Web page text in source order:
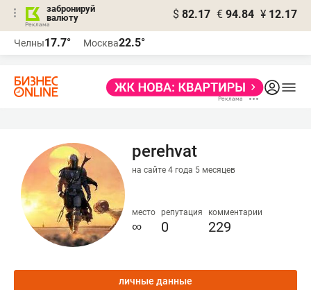
забронируй
валюту
$ 82.17 € 94.84 ¥ 12.17
Челны17.7° Москва22.5°
perehvat
на сайте 4 года 5 месяцев
место
∞
репутация
0
комментарии
229
личные данные